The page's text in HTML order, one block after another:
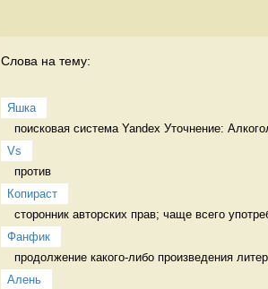
Слова на тему:
Яшка
поисковая система Yandex Уточнение:
Vs
против
Копираст
сторонник авторских прав; чаще всего
Фанфик
продолжение какого-либо произведения
Алень